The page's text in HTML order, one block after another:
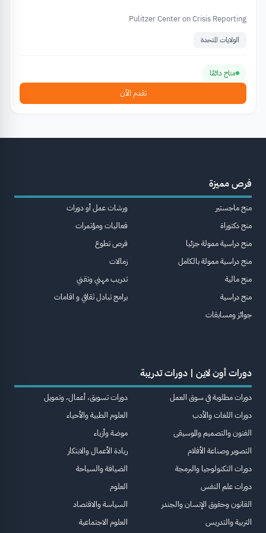
Pulitzer Center on Crisis Reporting
الولايات المتحدة
متاح دائمًا
تقدم الآن
فرص مميزة
منح ماجستير
منح دكتوراة
منح دراسية ممولة جزئيا
منح دراسية ممولة بالكامل
منح مالية
منح دراسية
جوائز ومسابقات
ورشات عمل أو دورات
فعاليات ومؤتمرات
فرص تطوع
زمالات
تدريب مهني وتقني
برامج تبادل ثقافي و اقامات
دورات أون لاين | دورات تدريبة
دورات مطلوبة في سوق العمل
دورات اللغات والأدب
الفنون والتصميم والموسيقى
التصوير وصناعة الأفلام
دورات التكنولوجيا والبرمجة
دورات علم النفس
القانون وحقوق الإنسان والجندر
التربية والتدريس
دورات تسويق، أعمال، وتمويل
العلوم الطبية والأحياء
موضة وأزياء
ريادة الأعمال والابتكار
الضيافة والسياحة
العلوم
السياسة والاقتصاد
العلوم الاجتماعية